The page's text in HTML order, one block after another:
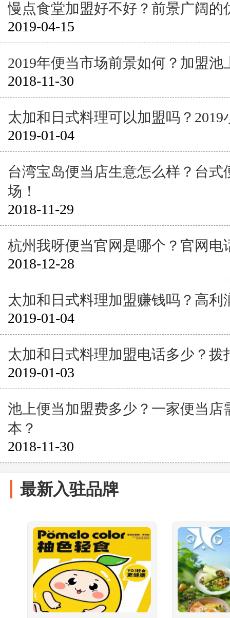
慢点食堂加盟好不好？前景广阔的
2019-04-15
2019年便当市场前景如何？加盟池
2018-11-30
太加和日式料理可以加盟吗？2019
2019-01-04
台湾宝岛便当店生意怎么样？台式
场！
2018-11-29
杭州我呀便当官网是哪个？官网电
2018-12-28
太加和日式料理加盟赚钱吗？高利
2019-01-04
太加和日式料理加盟电话多少？拨
2019-01-03
池上便当加盟费多少？一家便当店
本？
2018-11-30
最新入驻品牌